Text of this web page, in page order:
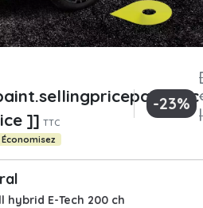
]] TTC
Économisez
-23%
hybrid E-Tech 200 ch